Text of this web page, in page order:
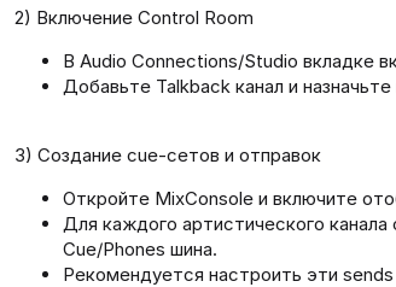
2) Включение Control Room
В Audio Connections/Studio вкладке
Добавьте Talkback канал и
3) Создание cue‑сетов и отправок
Откройте MixConsole и включите
Для каждого артистического
Cue/Phones шина.
Рекомендуется настроить эти